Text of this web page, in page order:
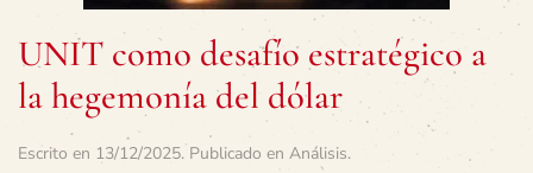
UNIT como desafío estratégico a
la hegemonía del dólar
Escrito en 13/12/2025. Publicado en Análisis.